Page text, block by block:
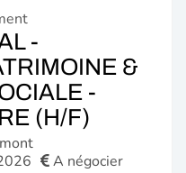
-
&
-
(H/F)
A négocier